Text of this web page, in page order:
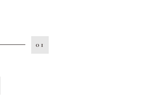
01